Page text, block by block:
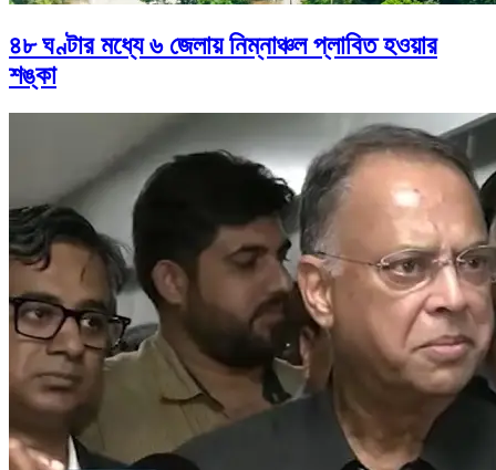
৪৮ ঘণ্টার মধ্যে ৬ জেলায় নিম্নাঞ্চল প্লাবিত হওয়ার
শঙ্কা